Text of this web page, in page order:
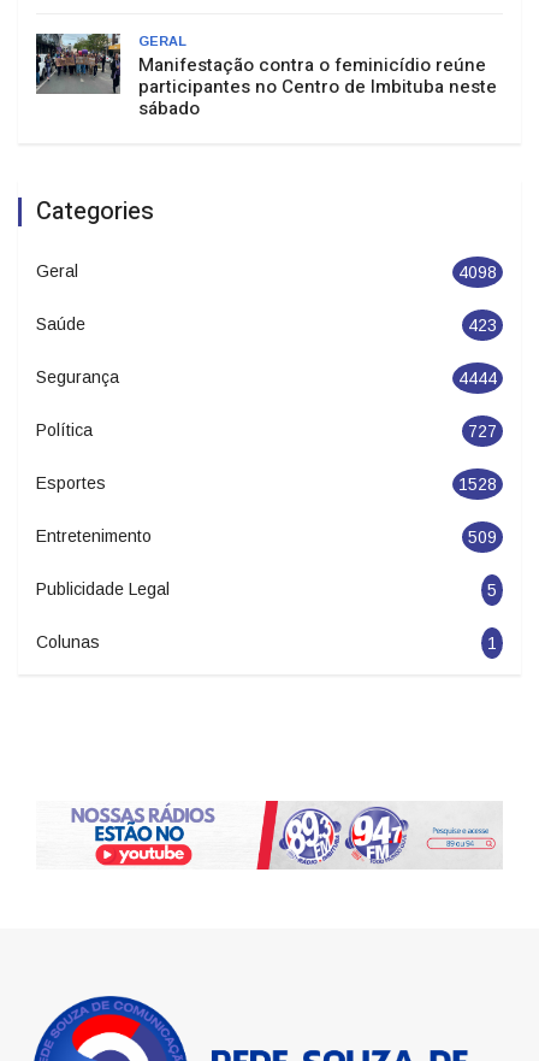
GERAL
Manifestação contra o feminicídio reúne
participantes no Centro de Imbituba neste
sábado
Categories
Geral 4098
Saúde 423
Segurança 4444
Política 727
Esportes 1528
Entretenimento 509
Publicidade Legal 5
Colunas 1